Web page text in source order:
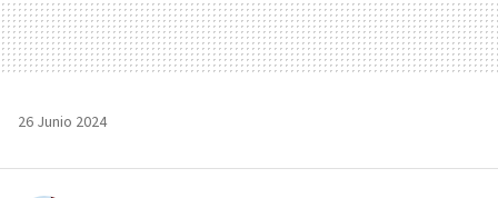
26 Junio 2024